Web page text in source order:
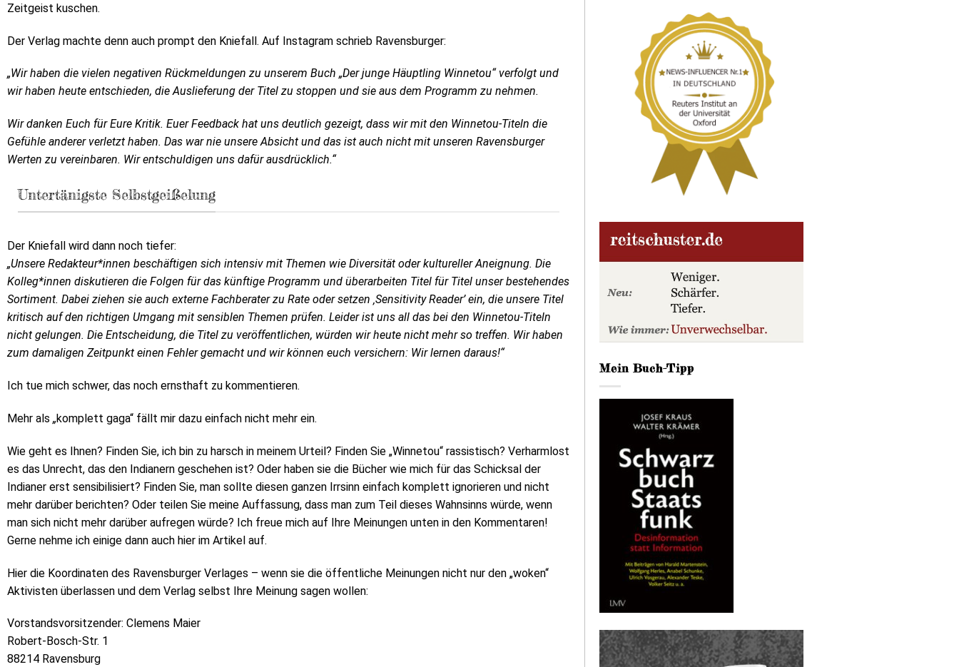
Zeitgeist kuschen.
Der Verlag machte denn auch prompt den Kniefall. Auf Instagram schrieb Ravensburger:
„Wir haben die vielen negativen Rückmeldungen zu unserem Buch „Der junge Häuptling Winnetou“ verfolgt und
wir haben heute entschieden, die Auslieferung der Titel zu stoppen und sie aus dem Programm zu nehmen.
Wir danken Euch für Eure Kritik. Euer Feedback hat uns deutlich gezeigt, dass wir mit den Winnetou-Titeln die
Gefühle anderer verletzt haben. Das war nie unsere Absicht und das ist auch nicht mit unseren Ravensburger
Werten zu vereinbaren. Wir entschuldigen uns dafür ausdrücklich.“
Untertänigste Selbstgeißelung
Der Kniefall wird dann noch tiefer:
„Unsere Redakteur*innen beschäftigen sich intensiv mit Themen wie Diversität oder kultureller Aneignung. Die
Kolleg*innen diskutieren die Folgen für das künftige Programm und überarbeiten Titel für Titel unser bestehendes
Sortiment. Dabei ziehen sie auch externe Fachberater zu Rate oder setzen ‚Sensitivity Reader’ ein, die unsere Titel
kritisch auf den richtigen Umgang mit sensiblen Themen prüfen. Leider ist uns all das bei den Winnetou-Titeln
nicht gelungen. Die Entscheidung, die Titel zu veröffentlichen, würden wir heute nicht mehr so treffen. Wir haben
zum damaligen Zeitpunkt einen Fehler gemacht und wir können euch versichern: Wir lernen daraus!“
Ich tue mich schwer, das noch ernsthaft zu kommentieren.
Mehr als „komplett gaga“ fällt mir dazu einfach nicht mehr ein.
Wie geht es Ihnen? Finden Sie, ich bin zu harsch in meinem Urteil? Finden Sie „Winnetou“ rassistisch? Verharmlost
es das Unrecht, das den Indianern geschehen ist? Oder haben sie die Bücher wie mich für das Schicksal der
Indianer erst sensibilisiert? Finden Sie, man sollte diesen ganzen Irrsinn einfach komplett ignorieren und nicht
mehr darüber berichten? Oder teilen Sie meine Auffassung, dass man zum Teil dieses Wahnsinns würde, wenn
man sich nicht mehr darüber aufregen würde? Ich freue mich auf Ihre Meinungen unten in den Kommentaren!
Gerne nehme ich einige dann auch hier im Artikel auf.
Hier die Koordinaten des Ravensburger Verlages – wenn sie die öffentliche Meinungen nicht nur den „woken“
Aktivisten überlassen und dem Verlag selbst Ihre Meinung sagen wollen:
Vorstandsvorsitzender: Clemens Maier
Robert-Bosch-Str. 1
88214 Ravensburg
Mein Buch-Tipp